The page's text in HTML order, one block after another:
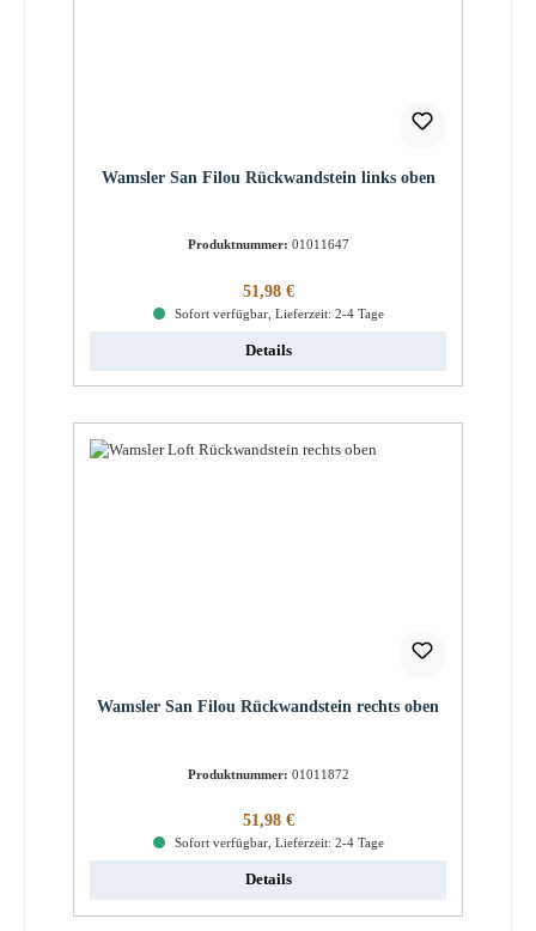
Wamsler San Filou Rückwandstein links oben
Produktnummer: 01011647
Regulärer Preis:
51,98 €
Sofort verfügbar, Lieferzeit: 2-4 Tage
Details
Wamsler San Filou Rückwandstein rechts oben
Produktnummer: 01011872
Regulärer Preis:
51,98 €
Sofort verfügbar, Lieferzeit: 2-4 Tage
Details